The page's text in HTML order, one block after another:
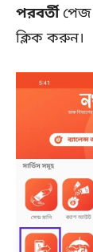
পরবর্তীপেজ
ক্লিক করুন।